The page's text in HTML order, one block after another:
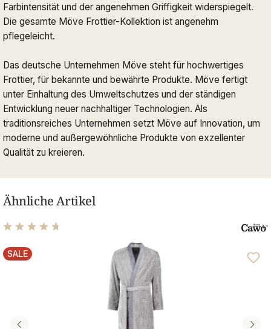
Farbintensität und der angenehmen Griffigkeit widerspiegelt.
Die gesamte Möve Frottier-Kollektion ist angenehm
pflegeleicht.
Das deutsche Unternehmen Möve steht für hochwertiges
Frottier, für bekannte und bewährte Produkte. Möve fertigt
unter Einhaltung des Umweltschutzes und der ständigen
Entwicklung neuer nachhaltiger Technologien. Als
traditionsreiches Unternehmen setzt Möve auf Innovation, um
moderne und außergewöhnliche Produkte von exzellenter
Qualität zu kreieren.
Ähnliche Artikel
Durchschnittliche Bewertung von 4.81 von 5 Sternen
RABATT
SALE